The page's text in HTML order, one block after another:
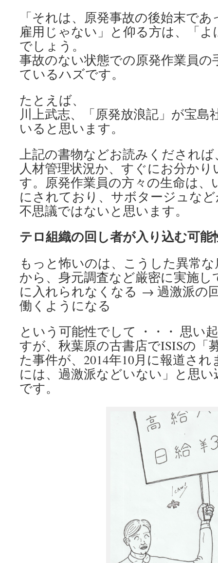
「それは、原発事故の後始末で
雇用じゃない」と仰る方は、「
でしょう。
事故のない状態での原発作業員の
ているハズです。
たとえば、
川上武志、「原発放浪記」が宝島
いると思います。
上記の書物などお読みくだされ
人材管理状況か、すぐにお分か
す。原発作業員の方々の生命は、
にされており、サボタージュな
不思議ではないと思います。
テロ組織の回し者が入り込む可能
もっと怖いのは、こうした異常
から、身元調査など厳密に実施
に入れられなくなる → 過激派の
働くようになる
という可能性でして ・・・ 思い
すが、秋葉原の古書店でISISの「
た事件が、2014年10月に報道さ
には、過激派などいない」と思
です。